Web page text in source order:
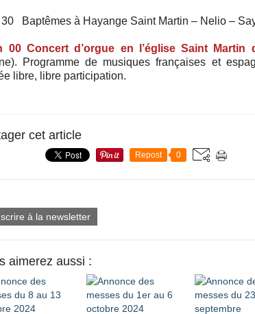
30 Baptêmes à Hayange Saint Martin – Nelio –
00 Concert d’orgue en l’église Saint Martin
Programme de musiques françaises et
libre, libre participation.
cet article
Repost 0
à la newsletter
aimerez aussi :